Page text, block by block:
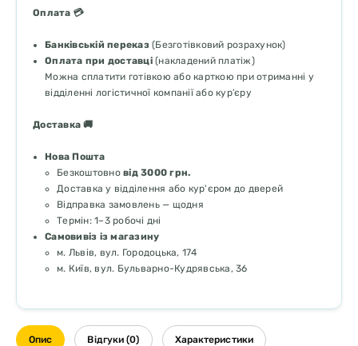
Оплата 💳
Банківській переказ(Безготівковий розрахунок)
Оплата при доставці(накладений платіж)
Можна сплатити готівкою або карткою при отриманні у
відділенні логістичної компанії або кур’єру
Доставка 🚚
Нова Пошта
Безкоштовно від 3000 грн.
Доставка у відділення або кур'єром до дверей
Відправка замовлень — щодня
Термін: 1–3 робочі дні
Самовивіз із магазину
м. Львів, вул. Городоцька, 174
м. Київ, вул. Бульварно-Кудрявська, 36
Опис Відгуки (0) Характеристики